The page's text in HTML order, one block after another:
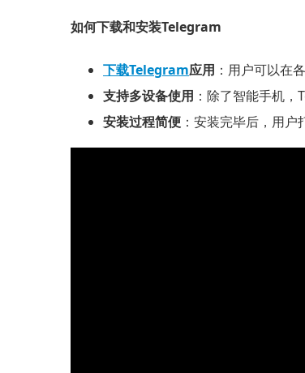
如何下载和安装Telegram
下载Telegram应用 ：用户可以在
支持多设备使用 ：除了智能手机
安装过程简便 ：安装完毕后，用